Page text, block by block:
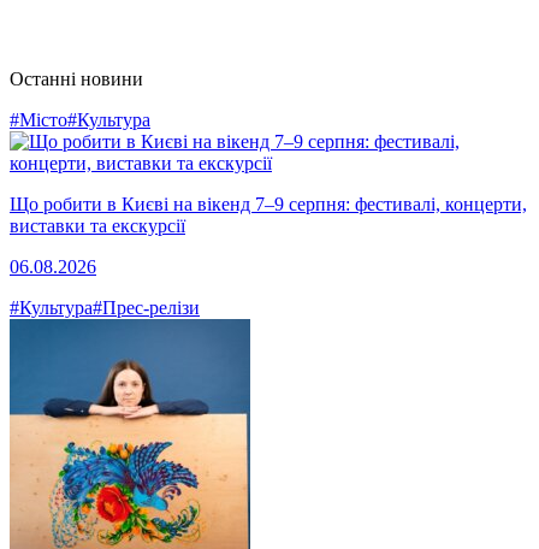
Останні новини
#Місто#Культура
Що робити в Києві на вікенд 7–9 серпня: фестивалі, концерти,
виставки та екскурсії
06.08.2026
#Культура#Прес-релізи